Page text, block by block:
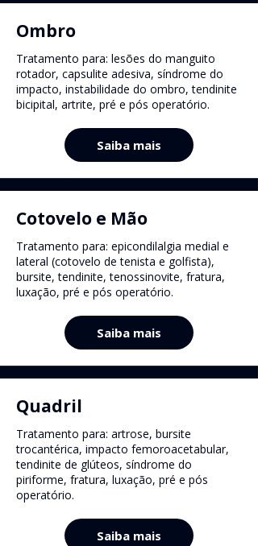
Ombro
Tratamento para: lesões do manguito
rotador, capsulite adesiva, síndrome do
impacto, instabilidade do ombro, tendinite
bicipital, artrite, pré e pós operatório.
Saiba mais
Cotovelo e Mão
Tratamento para: epicondilalgia medial e
lateral (cotovelo de tenista e golfista),
bursite, tendinite, tenossinovite, fratura,
luxação, pré e pós operatório.
Saiba mais
Quadril
Tratamento para: artrose, bursite
trocantérica, impacto femoroacetabular,
tendinite de glúteos, síndrome do
piriforme, fratura, luxação, pré e pós
operatório.
Saiba mais